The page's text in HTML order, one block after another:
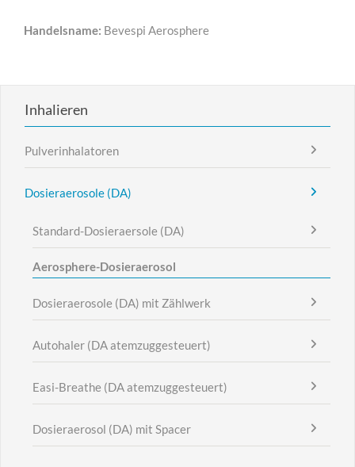
Handelsname: Bevespi Aerosphere
Inhalieren
Pulverinhalatoren
Dosieraerosole (DA)
Standard-Dosieraersole (DA)
Aerosphere-Dosieraerosol
Dosieraerosole (DA) mit Zählwerk
Autohaler (DA atemzuggesteuert)
Easi-Breathe (DA atemzuggesteuert)
Dosieraerosol (DA) mit Spacer